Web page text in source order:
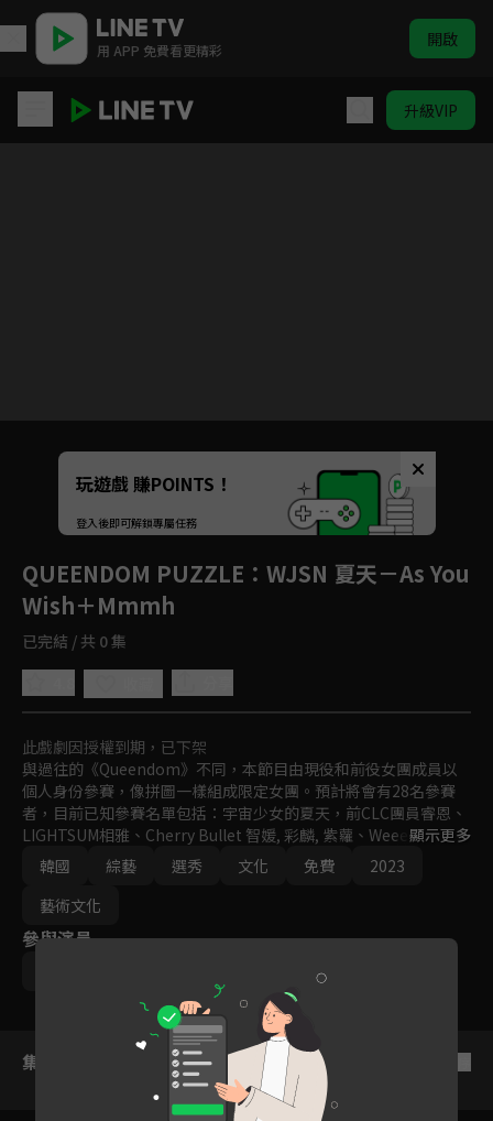
用 APP 免費看更精彩 開啟
升級VIP
Unmute
玩遊戲 賺POINTS！
登入後即可解鎖專屬任務
QUEENDOM PUZZLE ：WJSN 夏天－As You
Wish＋Mmmh
已完結 / 共 0 集
此戲劇因授權到期，已下架
與過往的《Queendom》不同，本節目由現役和前役女團成員以
個人身份參賽，像拼圖一樣組成限定女團。預計將會有28名參賽
者，目前已知參賽名單包括：宇宙少女的夏天，前CLC團員睿恩、
LIGHTSUM相雅、Cherry Bullet 智媛, 彩麟, 紫蘿、Weeekly 昭垠,
Jihan、PURPLE KISS Yuki、woo!ah Wooyeon, Nana、TripleS
知禹、H1-KEY RIINA。
顯示更多
韓國
綜藝 選秀 文化 免費
2023
藝術文化
參與演員
集數列表